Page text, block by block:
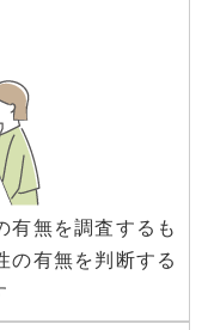
有無を調査するも
の有無を判断する